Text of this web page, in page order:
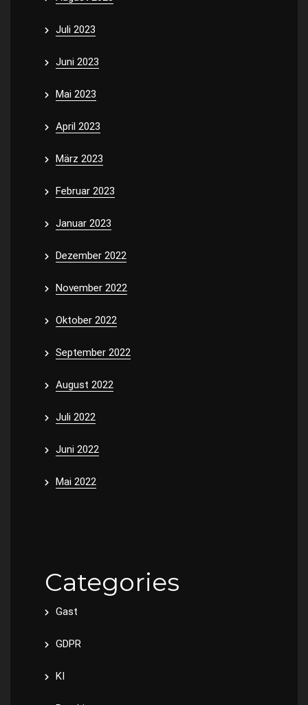
Juli 2023
Juni 2023
Mai 2023
April 2023
März 2023
Februar 2023
Januar 2023
Dezember 2022
November 2022
Oktober 2022
September 2022
August 2022
Juli 2022
Juni 2022
Mai 2022
Categories
Gast
GDPR
KI